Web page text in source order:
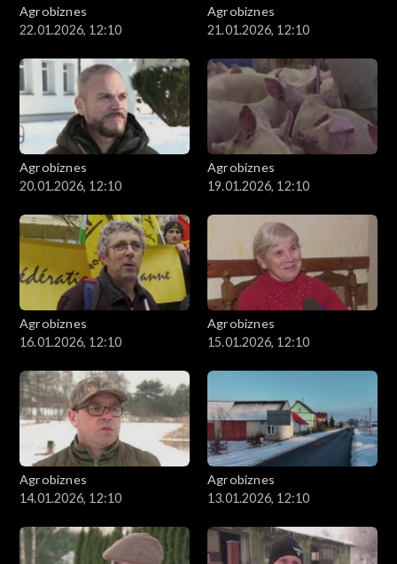
Agrobiznes
22.01.2026, 12:10
Agrobiznes
21.01.2026, 12:10
Agrobiznes
20.01.2026, 12:10
Agrobiznes
19.01.2026, 12:10
Agrobiznes
16.01.2026, 12:10
Agrobiznes
15.01.2026, 12:10
Agrobiznes
14.01.2026, 12:10
Agrobiznes
13.01.2026, 12:10